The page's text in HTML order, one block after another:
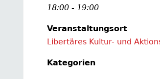
18:00 - 19:00
Veranstaltungsort
Libertäres Kultur- und
Kategorien